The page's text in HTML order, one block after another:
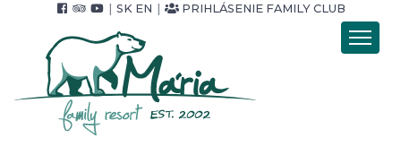
SK EN PRIHLÁSENIE FAMILY CLUB
Úvod
Ubytovanie
Stravovanie